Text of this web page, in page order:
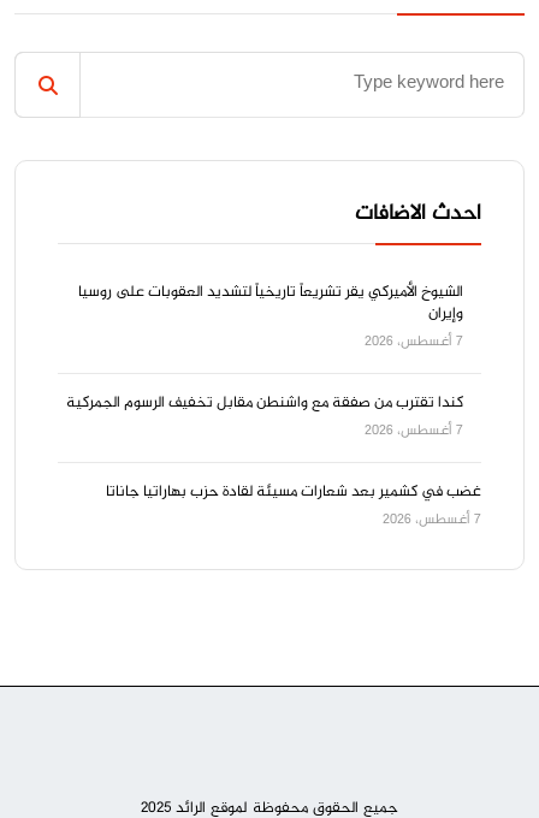
احدث الاضافات
الشيوخ الأميركي يقر تشريعاً تاريخياً لتشديد العقوبات على روسيا
وإيران
7 أغسطس، 2026
كندا تقترب من صفقة مع واشنطن مقابل تخفيف الرسوم الجمركية
7 أغسطس، 2026
غضب في كشمير بعد شعارات مسيئة لقادة حزب بهاراتيا جاناتا
7 أغسطس، 2026
جميع الحقوق محفوظة لموقع الرائد 2025